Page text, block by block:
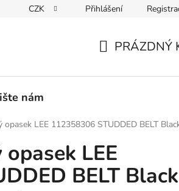
30 DNÍ NA ROZMYŠLENOU
CZK Přihlášení
PRÁZDNÝ
nám
opasek LEE 112358306 STUDDED BELT
LEE
BELT Black